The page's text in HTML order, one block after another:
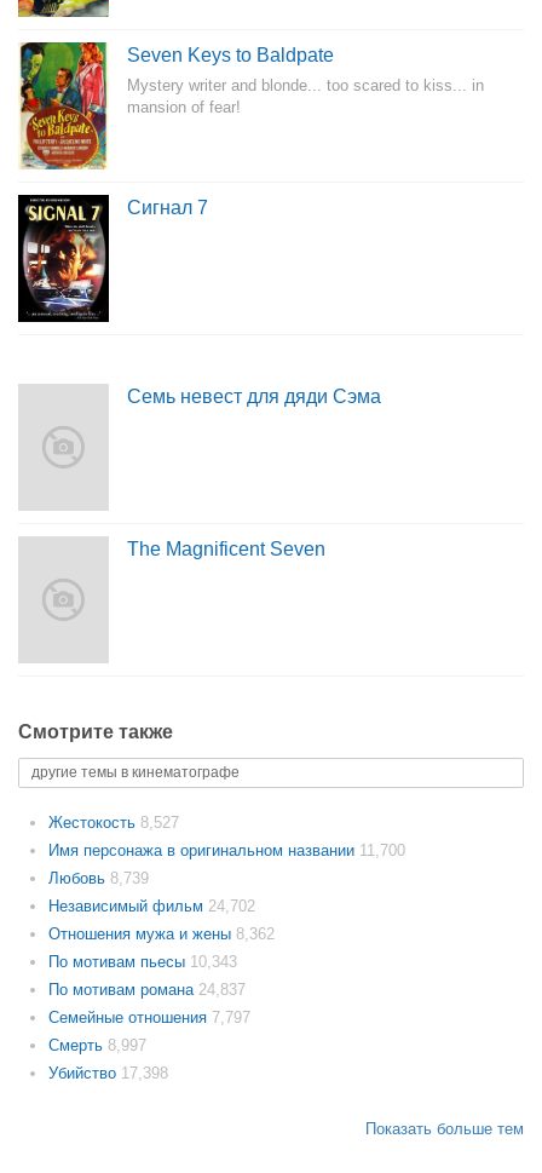
Seven Keys to Baldpate
Mystery writer and blonde... too scared to kiss... in
mansion of fear!
Сигнал 7
Семь невест для дяди Сэма
The Magnificent Seven
Смотрите также
другие темы в кинематографе
Жестокость 8,527
Имя персонажа в оригинальном названии 11,700
Любовь 8,739
Независимый фильм 24,702
Отношения мужа и жены 8,362
По мотивам пьесы 10,343
По мотивам романа 24,837
Семейные отношения 7,797
Смерть 8,997
Убийство 17,398
Показать больше тем